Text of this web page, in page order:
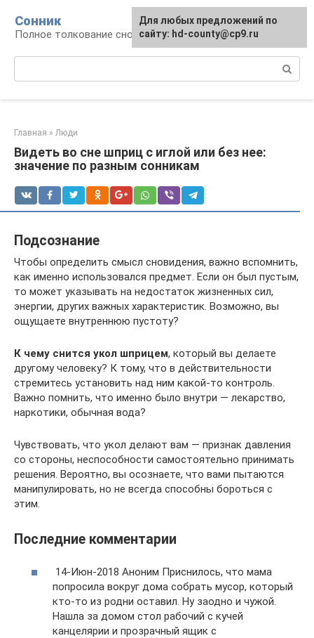
контенту
Сонник
Полное толкование снов
Главная » Люди
Видеть во сне шприц с иглой или без нее:
значение по разным сонникам
Подсознание
Чтобы определить смысл сновидения, важно вспомнить,
как именно использовался предмет. Если он был пустым,
то может указывать на недостаток жизненных сил,
энергии, других важных характеристик. Возможно, вы
ощущаете внутреннюю пустоту?
К чему снится укол шприцем, который вы делаете
другому человеку? К тому, что в действительности
стремитесь установить над ним какой-то контроль.
Важно помнить, что именно было внутри — лекарство,
наркотики, обычная вода?
Чувствовать, что укол делают вам — признак давления
со стороны, неспособности самостоятельно принимать
решения. Вероятно, вы осознаете, что вами пытаются
манипулировать, но не всегда способны бороться с
этим.
Последние комментарии
14-Июн-2018 Аноним Приснилось, что мама
попросила вокруг дома собрать мусор, который
кто-то из родни оставил. Ну заодно и чужой.
Нашла за домом стол рабочий с кучей
канцелярии и прозрачный ящик с
Для любых предложений по
сайту: hd-county@cp9.ru